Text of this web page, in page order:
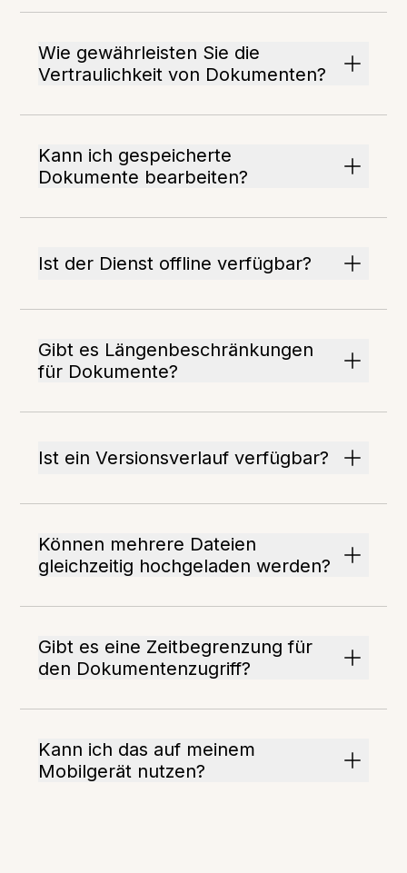
Wie gewährleisten Sie die
Vertraulichkeit von Dokumenten?
Kann ich gespeicherte
Dokumente bearbeiten?
Ist der Dienst offline verfügbar?
Gibt es Längenbeschränkungen
für Dokumente?
Ist ein Versionsverlauf verfügbar?
Können mehrere Dateien
gleichzeitig hochgeladen werden?
Gibt es eine Zeitbegrenzung für
den Dokumentenzugriff?
Kann ich das auf meinem
Mobilgerät nutzen?